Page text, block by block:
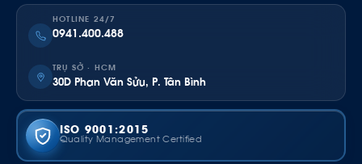
HOTLINE 24/7
0941.400.488
TRỤ SỞ · HCM
30D Phan Văn Sửu, P. Tân Bình
ISO 9001:2015
Quality Management Certified